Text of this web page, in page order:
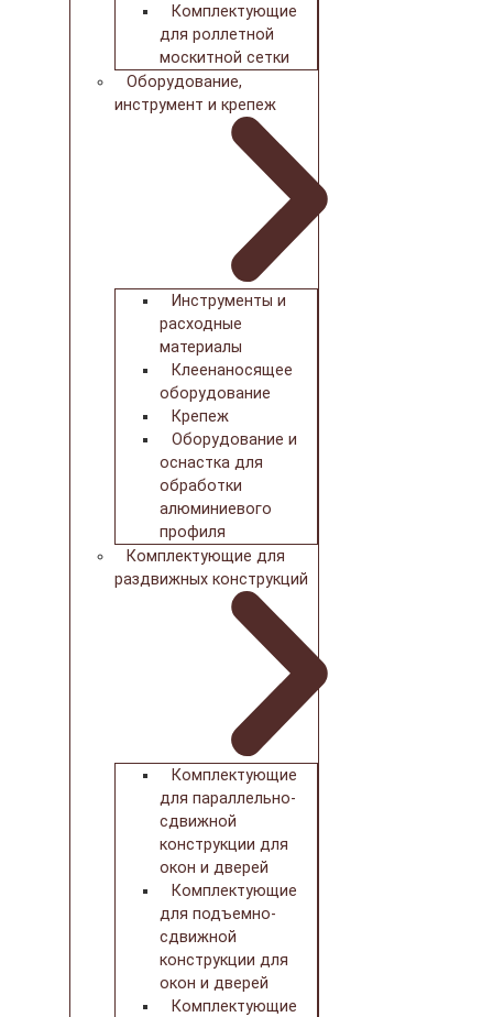
Комплектующие
для роллетной
москитной сетки
Оборудование,
инструмент и крепеж
Инструменты и
расходные
материалы
Клеенаносящее
оборудование
Крепеж
Оборудование и
оснастка для
обработки
алюминиевого
профиля
Комплектующие для
раздвижных конструкций
Комплектующие
для параллельно-
сдвижной
конструкции для
окон и дверей
Комплектующие
для подъемно-
сдвижной
конструкции для
окон и дверей
Комплектующие